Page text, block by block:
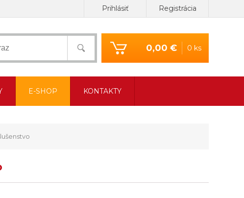
Prihlásiť Registrácia
0,00 € 0 ks
E-SHOP KONTAKTY